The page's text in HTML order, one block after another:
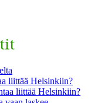
liittää Helsinkiin?
liittää Helsinkiin?